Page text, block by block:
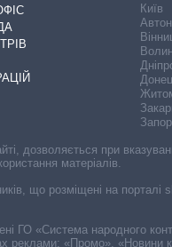
Київ
дозволяється при
матеріалів.
що розміщені на
ГО «Система народного
реклами: «Промо»,